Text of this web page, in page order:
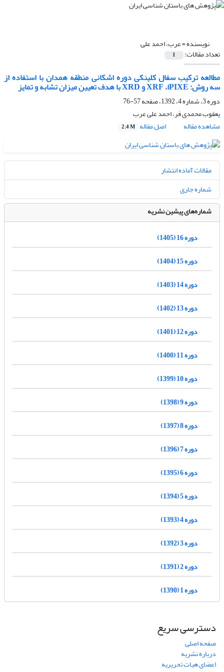
نویسنده =عرب، احمد علی
تعداد مقالات: 1
مطالعه ترکیب سفال کلینکی دوره اشکانی منطقه همدان با استفاده از
سه روش: PIXEا، XRF و XRD با هدف تعیین میزان تشابه و تمایز
دوره 3، شماره 4، 1392، صفحه
57-76
یعقوب محمدی فر، احمد علی عرب
مشاهده مقاله
اصل مقاله 2.4 M
مقالات آماده انتشار
شماره جاری
شماره‌های پیشین نشریه
دوره 16 (1405)
دوره 15 (1404)
دوره 14 (1403)
دوره 13 (1402)
دوره 12 (1401)
دوره 11 (1400)
دوره 10 (1399)
دوره 9 (1398)
دوره 8 (1397)
دوره 7 (1396)
دوره 6 (1395)
دوره 5 (1394)
دوره 4 (1393)
دوره 3 (1392)
دوره 2 (1391)
دوره 1 (1390)
دسترسی سریع
صفحه اصلی
درباره نشریه
اعضای هیات تحریریه